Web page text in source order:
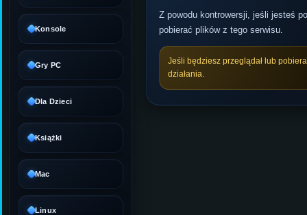
Konsole
Gry PC
Dla Dzieci
Książki
Mac
Linux
Z powodu kontrowersji, jeśli jesteś
pobierać plików z tego serwisu.
Jeśli będziesz przeglądał lub
działania.